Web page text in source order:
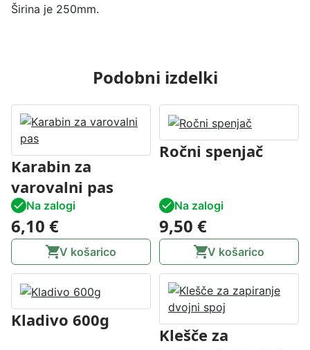
k
l
i
n
a
Širina je 250mm.
Podobni izdelki
Karabin za
varovalni pas
Na zalogi
6,10 €
V košarico
Ročni spenjač
Na zalogi
9,50 €
V košarico
Kladivo 600g
Klešče za